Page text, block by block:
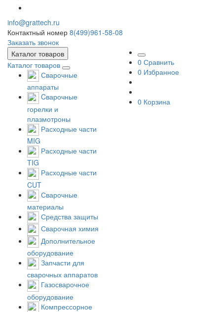
info@grattech.ru
Контактный номер 8(499)961-58-08
Заказать звонок
Каталог товаров
Каталог товаров
Сварочные
аппараты
Cварочные
горелки и
плазмотроны
Расходные части
MIG
Расходные части
TIG
Расходные части
CUT
Сварочные
материалы
Средства защиты
Сварочная химия
Дополнительное
оборудование
Запчасти для
сварочных аппаратов
Газосварочное
оборудование
Компрессорное
0 Сравнить
0 Избранное
0 Корзина